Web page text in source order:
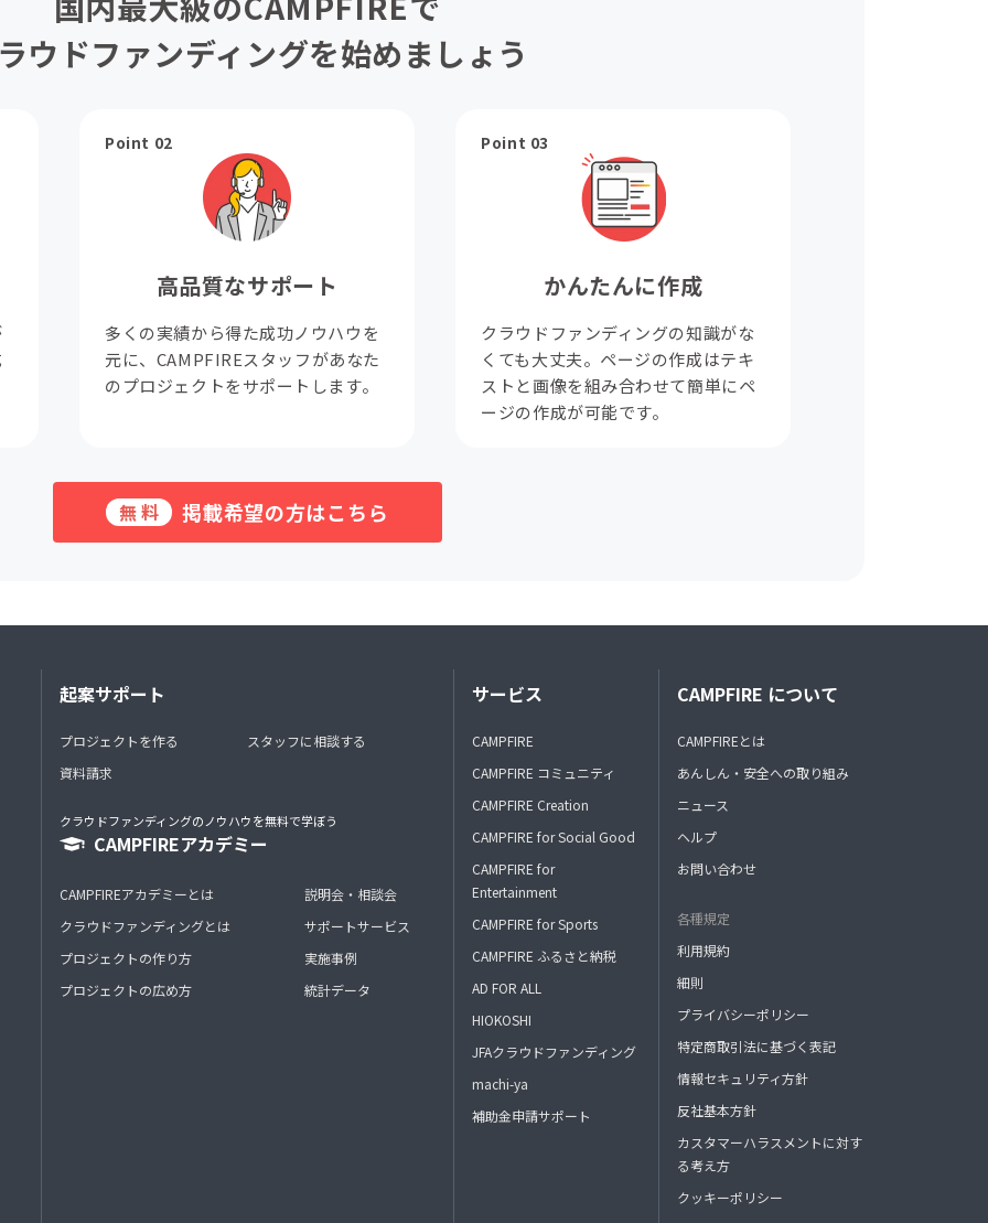
ウドファンディングを始めましょう
Point 02
高品質なサポート
多くの実績から得た成功ノウハウを
元に、CAMPFIREスタッフがあなた
のプロジェクトをサポートします。
Point 03
かんたんに作成
クラウドファンディングの知識がな
くても大丈夫。ページの作成はテキ
ストと画像を組み合わせて簡単にペ
ージの作成が可能です。
無料 掲載希望の方はこちら
起案サポート
プロジェクトを作る
資料請求
スタッフに相談する
クラウドファンディングのノウハウを無料で学ぼう
CAMPFIREアカデミー
CAMPFIREアカデミーとは
クラウドファンディングとは
プロジェクトの作り方
プロジェクトの広め方
説明会・相談会
サポートサービス
実施事例
統計データ
サービス
CAMPFIRE
CAMPFIRE コミュニティ
CAMPFIRE Creation
CAMPFIRE for Social Good
CAMPFIRE for
Entertainment
CAMPFIRE for Sports
CAMPFIRE ふるさと納税
AD FOR ALL
HIOKOSHI
JFAクラウドファンディング
machi-ya
補助金申請サポート
CAMPFIRE について
CAMPFIREとは
あんしん・安全への取り組み
ニュース
ヘルプ
お問い合わせ
各種規定
利用規約
細則
プライバシーポリシー
特定商取引法に基づく表記
情報セキュリティ方針
反社基本方針
カスタマーハラスメントに対す
る考え方
クッキーポリシー